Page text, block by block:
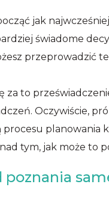
jak
świadome
przeprowadzić
za to
Oczywiście,
planowania
tym, jak może to